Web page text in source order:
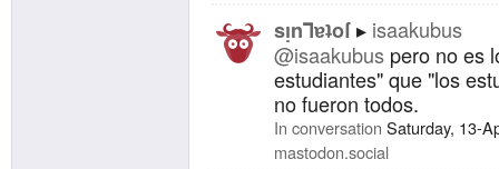
sᴉnꓶɐʇoſ
isaakubus
@isaakubus pero no es
estudiantes" que "los
no fueron todos.
In conversation Saturday, 13-
mastodon.social